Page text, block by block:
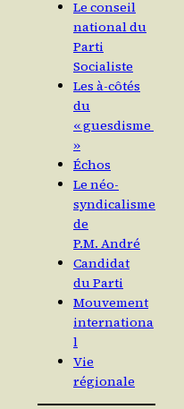
Le conseil
national du
Parti
Socialiste
Les à‑côtés
du
« guesdisme
»
Échos
Le néo-
syndicalisme
de
P.M. André
Candidat
du Parti
Mouvement
internationa
l
Vie
régionale